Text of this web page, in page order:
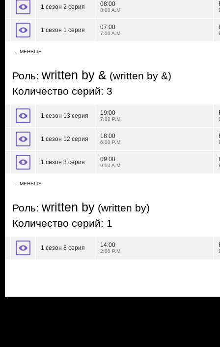
1 сезон 2 серия 08:00
8:00 A.M.
1 сезон 1 серия 07:00
7:00 A.M.
…МЕНЬШЕ
Роль: written by & (written by &)
Количество серий: 3
1 сезон 13 серия 19:00
7:00 P.M.
1 сезон 12 серия 18:00
6:00 P.M.
1 сезон 3 серия 09:00
9:00 A.M.
…МЕНЬШЕ
Роль: written by (written by)
Количество серий: 1
1 сезон 8 серия 14:00
2:00 P.M.